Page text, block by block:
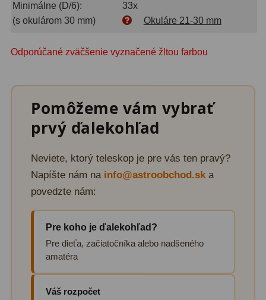
Turistika a cestovanie
Diaľkomery a Nočné videnie 17
Nočné videnie8
Turistika22
Ornitológia11
Všeobecné16
Minimálne (D/6):
33x
(s okulárom 30 mm)
Okuláre 21-30 mm
Odporúčané zväčšenie vyznačené žltou farbou
Pomôžeme vám vybrať
prvý ďalekohľad
Neviete, ktorý teleskop je pre vás ten pravý?
Napíšte nám na info@astroobchod.sk a
povedzte nám:
Pre koho je ďalekohľad?
Pre dieťa, začiatočníka alebo nadšeného
amatéra
Váš rozpočet